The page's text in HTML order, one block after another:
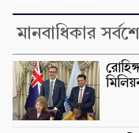
মানবাধিকার